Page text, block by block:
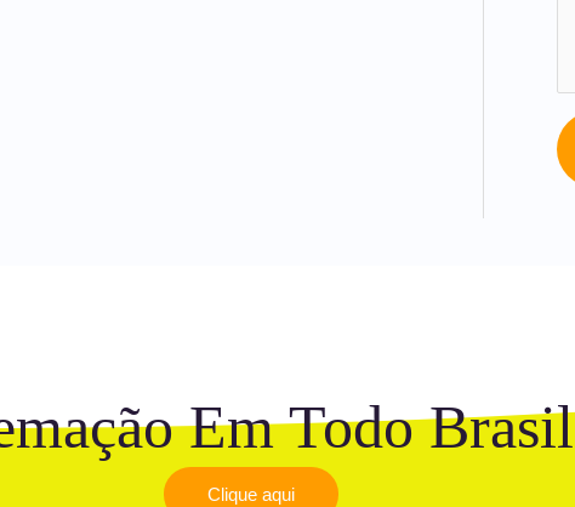
Em Todo Brasil
Clique aqui